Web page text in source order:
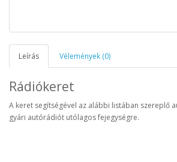
Leírás Vélemények (0)
Rádiókeret
A keret segítségével az alábbi listában szereplő
gyári autórádiót utólagos fejegységre.